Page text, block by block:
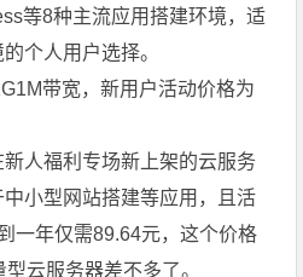
等8种主流应用搭建环境，适
个人用户选择。
带宽，新用户活动价格为
人福利专场新上架的云服务
小型网站搭建等应用，且活
一年仅需89.64元，这个价格
云服务器差不多了。